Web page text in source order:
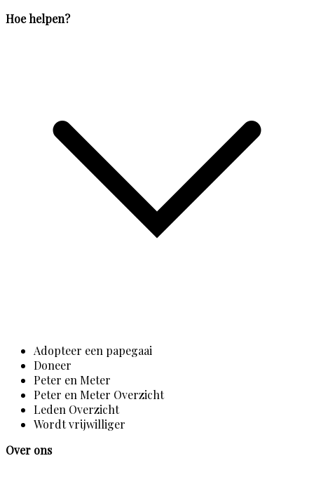
Hoe helpen?
Adopteer een papegaai
Doneer
Peter en Meter
Peter en Meter Overzicht
Leden Overzicht
Wordt vrijwilliger
Over ons